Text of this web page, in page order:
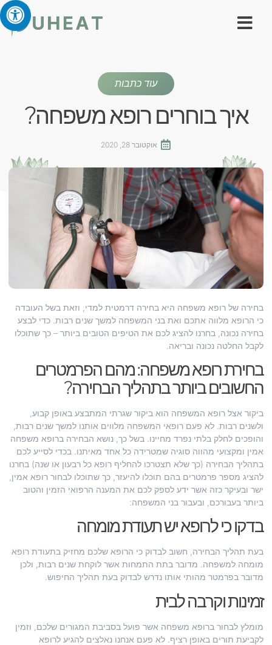
עוד כתבות
איך בוחרים רופא משפחה?
אוקטובר 28, 2020
בחירה של רופא משפחה היא בחירה דרמטית למדי, וזאת בשל העובדה
כי הרופא מלווה אתכם ואת בני המשפחה למשך שנים רבות. כדי לבצע
בחירה נכונה, בחרנו להציג לכם את הטיפים הטובים ביותר – כך שתוכלו
לקבל החלטה נכונה ובריאה.
בחירת רופא משפחה: מהם הפרמטרים
החשובים ביותר בתהליך הבחירה?
ביקור אצל רופא המשפחה הוא ביקור שגרתי המתבצע באופן קבוע,
ולשנים רבות. לא פעם רופאי המשפחה מלווים אותנו למשך שנים רבות,
והופכים לחלק בלתי נפרד מחיינו. בשל כך, נושא הבחירה ברופא משפחה
אמין ומקצועי מהווה סוגיה שמטרידה כל אחד מאיתנו. בכדי לסייע לכם
בתהליך הבחירה (כך שלא תצטרכו להחליף רופא כל רבעון או שנה) בחרנו
להציג מספר פרמטרים בהם תוכלו להיעזר, כך שתוכלו לבחור רופא אמין,
ישר ובעיקר כזה אשר ידע לספק לכם את המענה הרפואי הזמין והטוב
ביותר בעבורכם, ובעבור בני המשפחה:
בדקו כי לרופא יש תעודת מומחה
בעת תהליך הבחירה, חשוב לבדוק כי הרופא שלכם מחזיק בתעודת רופא
מומחה למשפחה. מדובר בתת התמחות אשר לוקחת שנים רבות, ולכן
מדובר בפרמטר מהותי אותו נדרש לבדוק בעת תהליך החיפוש.
זמינות וקרבה לבית
מומלץ לבחור ברופא משפחה אשר פועל בסביבת המגורים שלכם, וזמין
לקביעת תורים באופן רציף. לא פעם אנחנו נאלצים להגיע לרופא